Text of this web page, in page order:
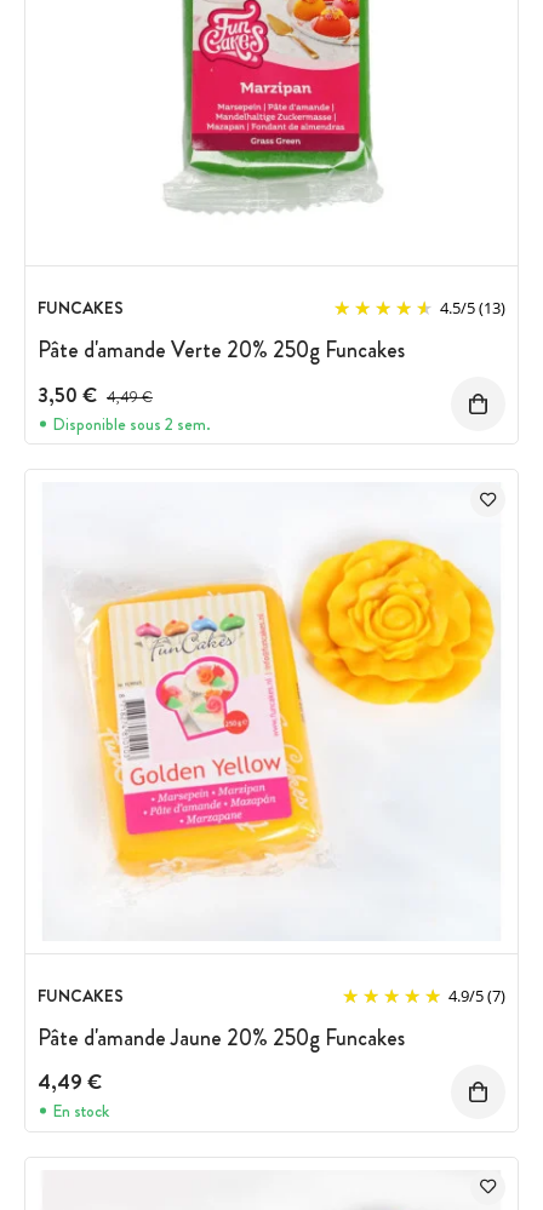
FUNCAKES 4.5/5(13)
Pâte d'amande Verte 20% 250g Funcakes
3,50 € Prix avant réduction :
4,49 €
Disponible sous 2 sem.
FUNCAKES 4.9/5(7)
Pâte d'amande Jaune 20% 250g Funcakes
4,49 €
En stock